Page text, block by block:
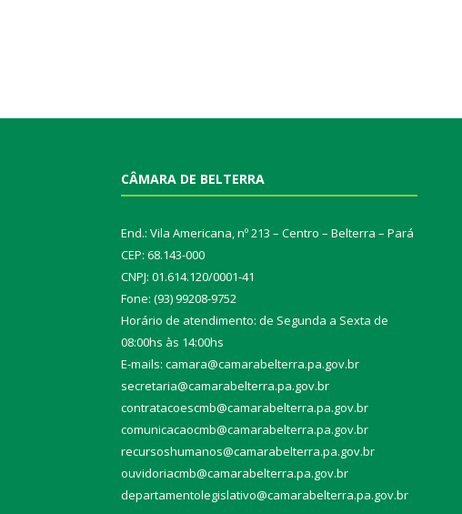
CÂMARA DE BELTERRA
End.: Vila Americana, nº 213 – Centro – Belterra – Pará
CEP: 68.143-000
CNPJ: 01.614.120/0001-41
Fone: (93) 99208-9752
Horário de atendimento: de Segunda a Sexta de
08:00hs às 14:00hs
E-mails: camara@camarabelterra.pa.gov.br
secretaria@camarabelterra.pa.gov.br
contratacoescmb@camarabelterra.pa.gov.br
comunicacaocmb@camarabelterra.pa.gov.br
recursoshumanos@camarabelterra.pa.gov.br
ouvidoriacmb@camarabelterra.pa.gov.br
departamentolegislativo@camarabelterra.pa.gov.br